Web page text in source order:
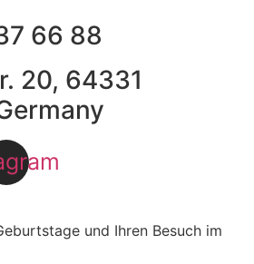
66 88
20, 64331
und Ihren Besuch im